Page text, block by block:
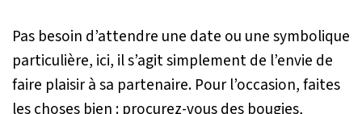
Pas besoin d’attendre une date ou une symbolique
particulière, ici, il s’agit simplement de l’envie de
faire plaisir à sa partenaire. Pour l’occasion, faites
les choses bien : procurez-vous des bougies,